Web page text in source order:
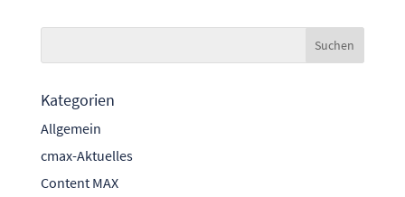
Kategorien
Allgemein
cmax-Aktuelles
Content MAX